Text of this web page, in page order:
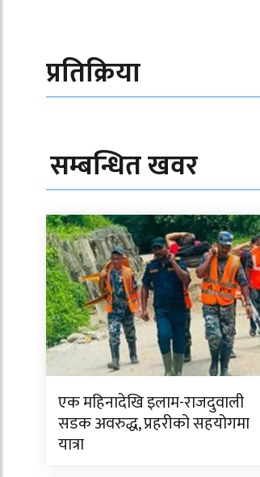
प्रतिक्रिया
सम्बन्धित खवर
एक महिनादेखि इलाम-राजदुवाली
सडक अवरुद्ध, प्रहरीको सहयोगमा
यात्रा